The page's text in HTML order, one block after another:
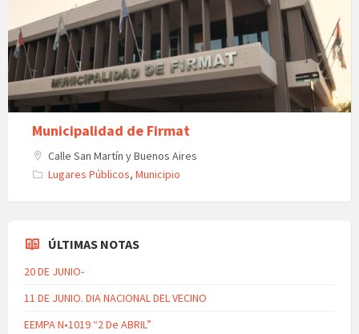
Municipalidad de Firmat
Calle San Martín y Buenos Aires
Lugares Públicos, Municipio
ÚLTIMAS NOTAS
20 DE JUNIO-
11 DE JUNIO. DIA NACIONAL DEL VECINO
EEMPA N•1019 “2 De ABRIL”